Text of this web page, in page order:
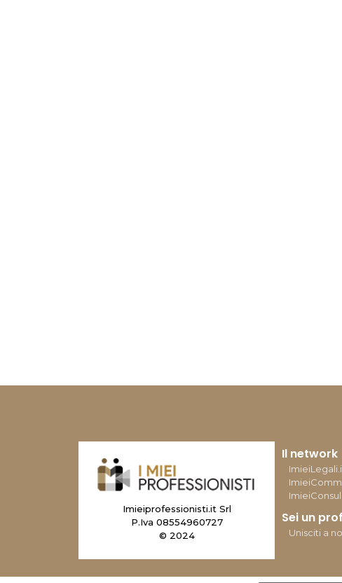
Imieiprofessionisti.it Srl
P.Iva 08554960727
© 2024
Il network
Sei un
Unisciti a